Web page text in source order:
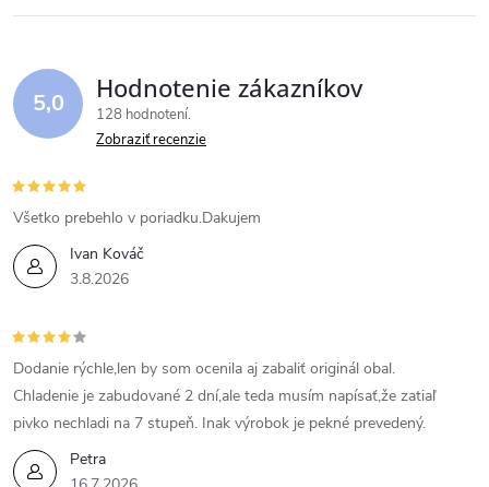
5,0 Hodnotenie zákazníkov
128 hodnotení
Zobraziť recenzie
Ivan Kováč
3.8.2026
Všetko prebehlo v poriadku.Dakujem
Petra
Dodanie rýchle,len by som ocenila aj zabaliť originál obal.
Chladenie je zabudované 2 dní,ale teda musím napísať,že zatiaľ
pivko nechladi na 7 stupeň. Inak výrobok je pekné prevedený.